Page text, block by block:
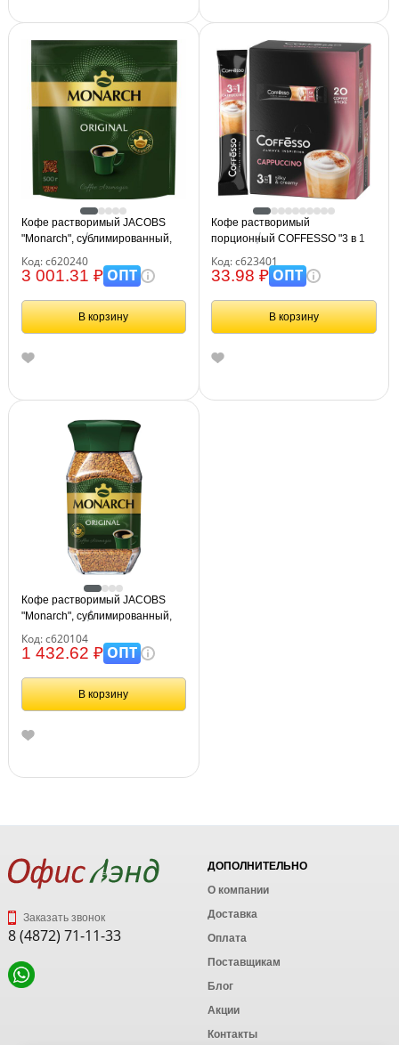
Кофе растворимый JACOBS
"Monarch", сублимированный,
Код: с620240
3 001.31 ₽ОПТ
В корзину
Кофе растворимый
порционный COFFESSO "3 в 1
102148
Код: с623401
33.98 ₽ОПТ
В корзину
Кофе растворимый JACOBS
"Monarch", сублимированный,
8050934
Код: с620104
1 432.62 ₽ОПТ
В корзину
Заказать звонок
8 (4872) 71-11-33
ДОПОЛНИТЕЛЬНО
О компании
Доставка
Оплата
Поставщикам
Блог
Акции
Контакты